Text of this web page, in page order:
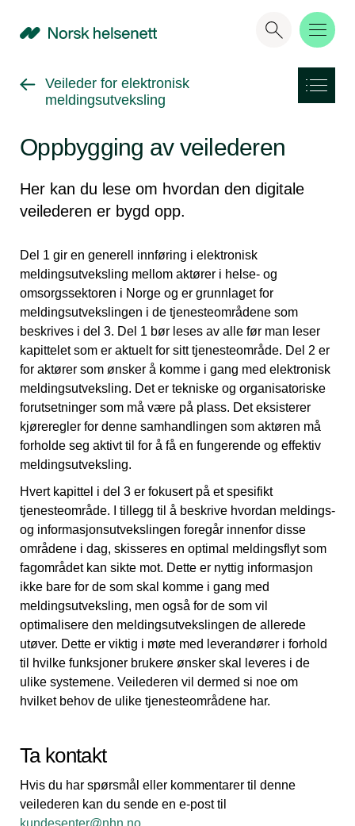
NHN
Gå tilbake til
Veileder for elektronisk
meldingsutveksling
Oppbygging av veilederen
Her kan du lese om hvordan den digitale
veilederen er bygd opp.
Del 1 gir en generell innføring i elektronisk
meldingsutveksling mellom aktører i helse- og
omsorgssektoren i Norge og er grunnlaget for
meldingsutvekslingen i de tjenesteområdene som
beskrives i del 3. Del 1 bør leses av alle før man leser
kapittelet som er aktuelt for sitt tjenesteområde. Del 2 er
for aktører som ønsker å komme i gang med elektronisk
meldingsutveksling. Det er tekniske og organisatoriske
forutsetninger som må være på plass. Det eksisterer
kjøreregler for denne samhandlingen som aktøren må
forholde seg aktivt til for å få en fungerende og effektiv
meldingsutveksling.
Hvert kapittel i del 3 er fokusert på et spesifikt
tjenesteområde. I tillegg til å beskrive hvordan meldings-
og informasjonsutvekslingen foregår innenfor disse
områdene i dag, skisseres en optimal meldingsflyt som
fagområdet kan sikte mot. Dette er nyttig informasjon
ikke bare for de som skal komme i gang med
meldingsutveksling, men også for de som vil
optimalisere den meldingsutvekslingen de allerede
utøver. Dette er viktig i møte med leverandører i forhold
til hvilke funksjoner brukere ønsker skal leveres i de
ulike systemene. Veilederen vil dermed si noe om
hvilket behov de ulike tjenesteområdene har.
Ta kontakt
Hvis du har spørsmål eller kommentarer til denne
veilederen kan du sende en e-post til
kundesenter@nhn.no